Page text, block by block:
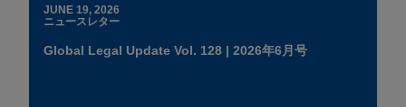
JUNE 19, 2026
ニュースレター
Global Legal Update Vol. 128 | 2026年6月号